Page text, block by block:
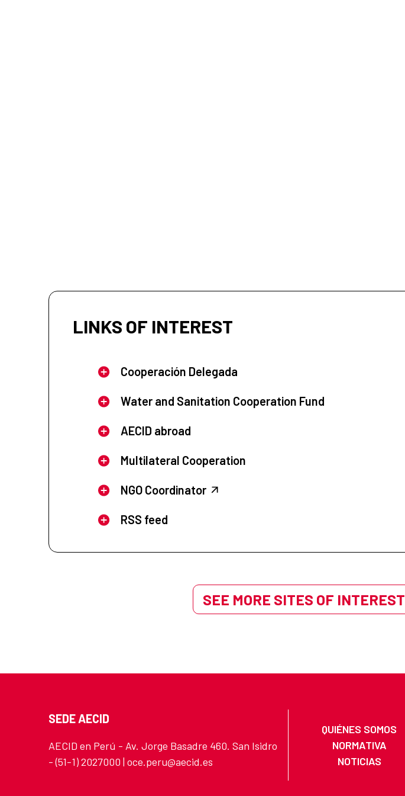
LINKS OF INTEREST
Cooperación Delegada
Water and Sanitation Cooperation Fund
AECID abroad
Multilateral Cooperation
NGO Coordinator
RSS feed
SEE MORE SITES OF INTEREST
SEDE AECID
AECID en Perú - Av. Jorge Basadre 460. San Isidro
- (51-1) 2027000 | oce.peru@aecid.es
QUIÉNES SOMOS
NORMATIVA
NOTICIAS